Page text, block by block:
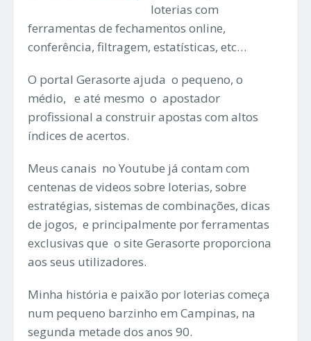
loterias com
ferramentas de fechamentos online,
conferência, filtragem, estatísticas, etc…
O portal Gerasorte ajuda o pequeno, o
médio, e até mesmo o apostador
profissional a construir apostas com altos
índices de acertos.
Meus canais no Youtube já contam com
centenas de videos sobre loterias, sobre
estratégias, sistemas de combinações, dicas
de jogos, e principalmente por ferramentas
exclusivas que o site Gerasorte proporciona
aos seus utilizadores.
Minha história e paixão por loterias começa
num pequeno barzinho em Campinas, na
segunda metade dos anos 90.